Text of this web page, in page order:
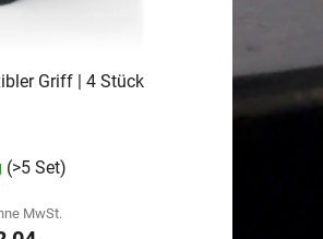
Griff | 4 Stück
(>5 Set)
MwSt.